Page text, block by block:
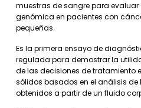
muestras de sangre para
genómica en pacientes con
pequeñas.
Es la primera ensayo de
regulada para demostrar la
de las decisiones de tratamiento
sólidos basados ​​en el análisis
obtenidos a partir de un fluido